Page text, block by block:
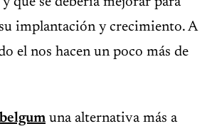
implantación y crecimiento. A
el nos hacen un poco más de
una alternativa más a